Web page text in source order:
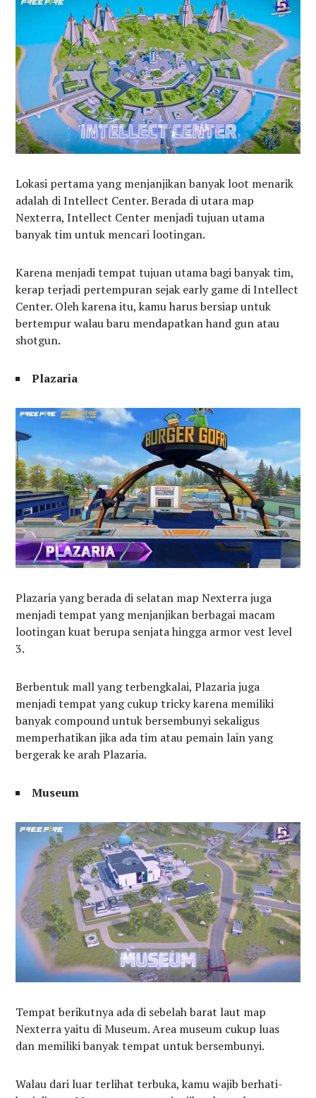
Lokasi pertama yang menjanjikan banyak loot menarik
adalah di Intellect Center. Berada di utara map
Nexterra, Intellect Center menjadi tujuan utama
banyak tim untuk mencari lootingan.
Karena menjadi tempat tujuan utama bagi banyak tim,
kerap terjadi pertempuran sejak early game di Intellect
Center. Oleh karena itu, kamu harus bersiap untuk
bertempur walau baru mendapatkan hand gun atau
shotgun.
Plazaria
Plazaria yang berada di selatan map Nexterra juga
menjadi tempat yang menjanjikan berbagai macam
lootingan kuat berupa senjata hingga armor vest level
3.
Berbentuk mall yang terbengkalai, Plazaria juga
menjadi tempat yang cukup tricky karena memiliki
banyak compound untuk bersembunyi sekaligus
memperhatikan jika ada tim atau pemain lain yang
bergerak ke arah Plazaria.
Museum
Tempat berikutnya ada di sebelah barat laut map
Nexterra yaitu di Museum. Area museum cukup luas
dan memiliki banyak tempat untuk bersembunyi.
Walau dari luar terlihat terbuka, kamu wajib berhati-